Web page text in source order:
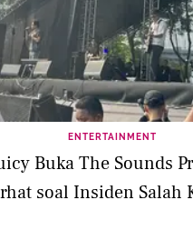
ENTERTAINMENT
Buka The Sounds
soal Insiden Salah